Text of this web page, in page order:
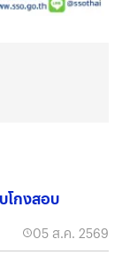
โกงสอบ
05 ส.ค. 2569